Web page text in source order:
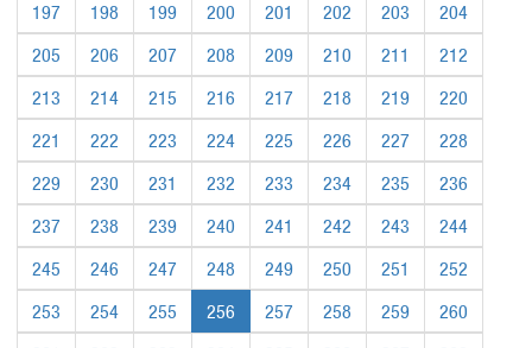
197
198 199 200 201 202 203
204
205
206 207 208 209 210 211
212
213
214 215 216 217 218 219
220
221
222 223 224 225 226 227
228
229
230 231 232 233 234 235
236
237
238 239 240 241 242 243
244
245
246 247 248 249 250 251
252
253
254 255 256 257 258 259
260